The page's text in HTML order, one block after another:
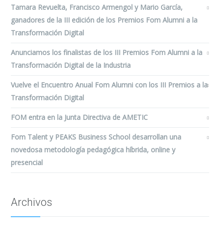
Tamara Revuelta, Francisco Armengol y Mario García,
ganadores de la III edición de los Premios Fom Alumni a la
Transformación Digital
Anunciamos los finalistas de los III Premios Fom Alumni a la
Transformación Digital de la Industria
Vuelve el Encuentro Anual Fom Alumni con los III Premios a la
Transformación Digital
FOM entra en la Junta Directiva de AMETIC
Fom Talent y PEAKS Business School desarrollan una
novedosa metodología pedagógica híbrida, online y
presencial
Archivos